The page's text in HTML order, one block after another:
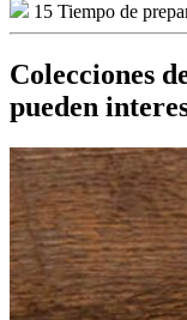
15 Tiempo de
Colecciones
pueden